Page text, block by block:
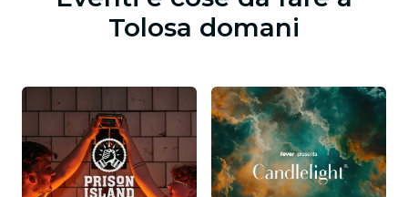
Tolosa domani